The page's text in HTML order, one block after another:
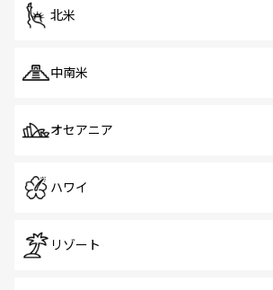
北米
中南米
オセアニア
ハワイ
リゾート